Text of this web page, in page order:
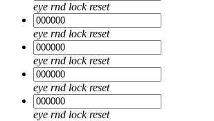
eye rnd lock reset
eye rnd lock reset
eye rnd lock reset
eye rnd lock reset
eye rnd lock reset